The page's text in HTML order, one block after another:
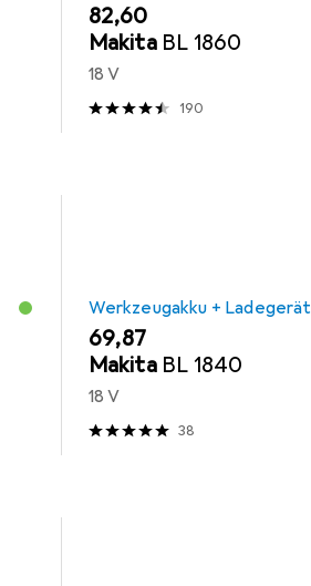
EUR
82,60
Makita BL 1860
18 V
190
Werkzeugakku + Ladegerät
EUR
69,87
Makita BL 1840
18 V
38